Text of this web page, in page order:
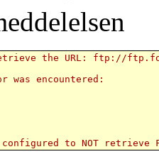
the URL: ftp://
was encountered: